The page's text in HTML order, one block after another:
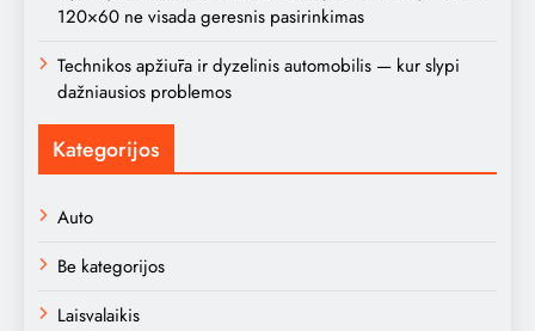
120×60 ne visada geresnis pasirinkimas
Technikos apžiūra ir dyzelinis automobilis — kur slypi
dažniausios problemos
Kategorijos
Auto
Be kategorijos
Laisvalaikis